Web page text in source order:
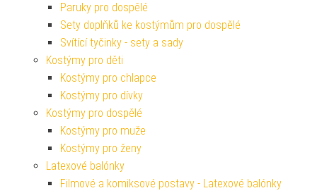
Paruky pro dospělé
Sety doplňků ke kostýmům pro dospělé
Svítící tyčinky - sety a sady
Kostýmy pro děti
Kostýmy pro chlapce
Kostýmy pro dívky
Kostýmy pro dospělé
Kostýmy pro muže
Kostýmy pro ženy
Latexové balónky
Filmové a komiksové postavy - Latexové balónky